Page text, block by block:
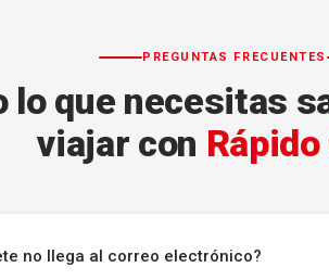
PREGUNTAS FRECUENTES
lo que necesitas
viajar con
no llega al correo electrónico?